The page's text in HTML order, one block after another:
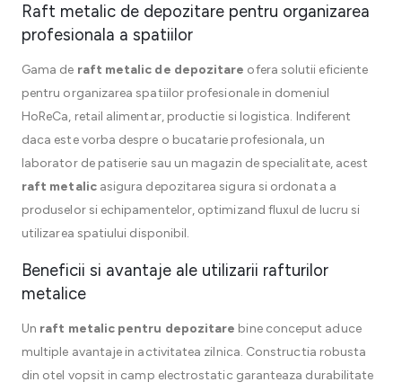
Raft metalic de depozitare pentru organizarea
profesionala a spatiilor
Gama de raft metalic de depozitare ofera solutii eficiente
pentru organizarea spatiilor profesionale in domeniul
HoReCa, retail alimentar, productie si logistica. Indiferent
daca este vorba despre o bucatarie profesionala, un
laborator de patiserie sau un magazin de specialitate, acest
raft metalicasigura depozitarea sigura si ordonata a
produselor si echipamentelor, optimizand fluxul de lucru si
utilizarea spatiului disponibil.
Beneficii si avantaje ale utilizarii rafturilor
metalice
Un raft metalic pentru depozitare bine conceput aduce
multiple avantaje in activitatea zilnica. Constructia robusta
din otel vopsit in camp electrostatic garanteaza durabilitate